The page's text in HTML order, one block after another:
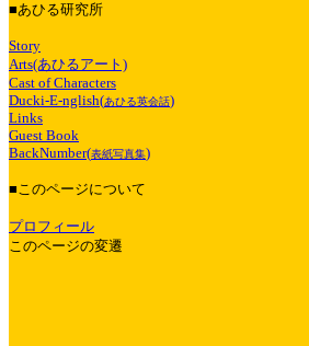
■あひる研究所
Story
Arts(あひるアート)
Cast of Characters
Ducki-E-nglish(あひる英会話)
Links
Guest Book
BackNumber(表紙写真集)
■このページについて
プロフィール
このページの変遷